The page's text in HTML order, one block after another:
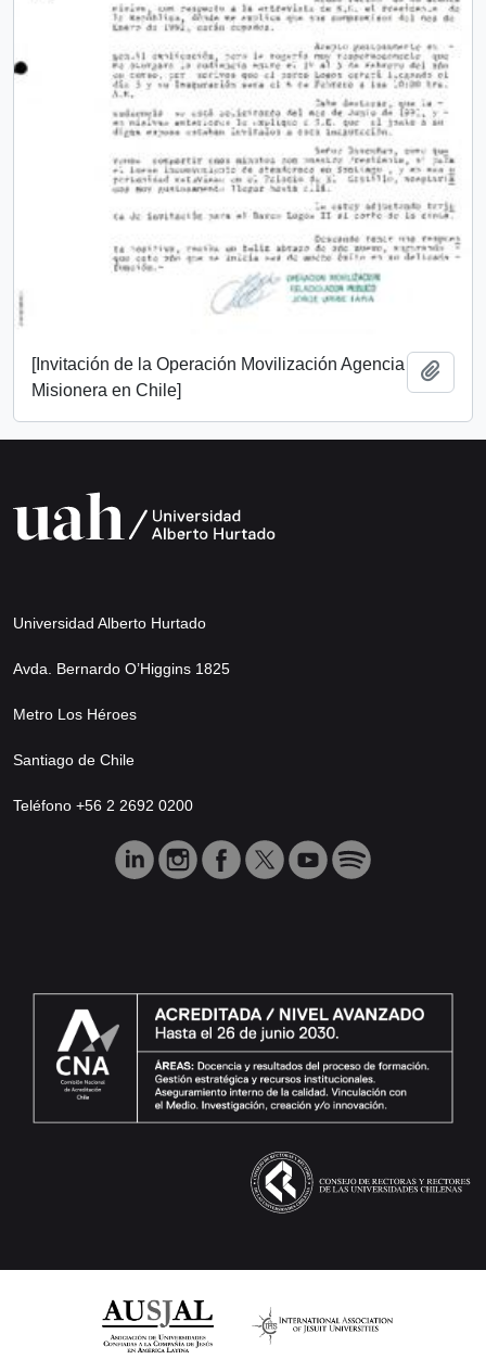
[Invitación de la Operación Movilización Agencia
Misionera en Chile]
Universidad Alberto Hurtado
Avda. Bernardo O’Higgins 1825
Metro Los Héroes
Santiago de Chile
Teléfono +56 2 2692 0200